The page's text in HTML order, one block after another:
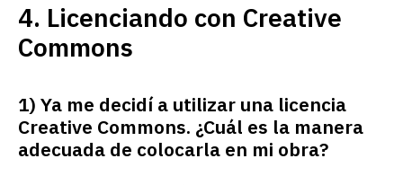
4. Licenciando con Creative
Commons
1) Ya me decidí a utilizar una licencia
Creative Commons. ¿Cuál es la manera
adecuada de colocarla en mi obra?